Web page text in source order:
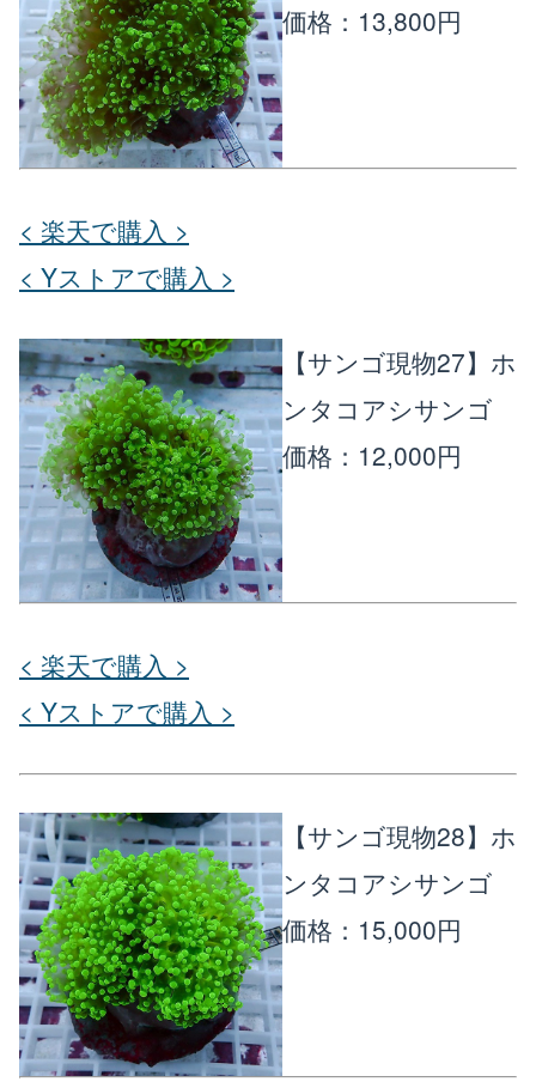
価格：13,800円
< 楽天で購入 >
< Yストアで購入 >
【サンゴ現物27】ホ
ンタコアシサンゴ
価格：12,000円
< 楽天で購入 >
< Yストアで購入 >
【サンゴ現物28】ホ
ンタコアシサンゴ
価格：15,000円